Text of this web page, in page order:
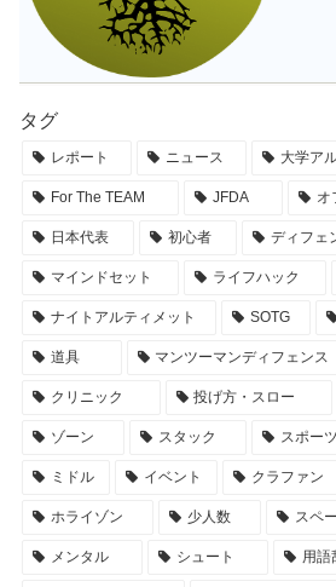
タグ
レポート ニュース 大学ア
For The TEAM JFDA オ
日本代表 初心者 ディフェ
マインドセット ライフハック
ナイトアルティメット SOTG
道具 マンツーマンディフェンス
クリニック 投げ方・スロー
ゾーン スタック スポー
ミドル イベント クラファン
ホライゾン 少人数 スペ
メンタル シュート 用語